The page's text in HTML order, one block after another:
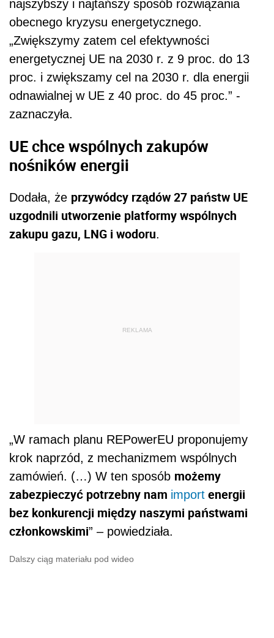
najszybszy i najtańszy sposób rozwiązania
obecnego kryzysu energetycznego.
„Zwiększymy zatem cel efektywności
energetycznej UE na 2030 r. z 9 proc. do 13
proc. i zwiększamy cel na 2030 r. dla energii
odnawialnej w UE z 40 proc. do 45 proc.” -
zaznaczyła.
UE chce wspólnych zakupów
nośników energii
Dodała, że przywódcy rządów 27 państw UE
uzgodnili utworzenie platformy wspólnych
zakupu gazu, LNG i wodoru.
REKLAMA
„W ramach planu REPowerEU proponujemy
krok naprzód, z mechanizmem wspólnych
zamówień. (…) W ten sposób możemy
zabezpieczyć potrzebny nam import energii
bez konkurencji między naszymi państwami
członkowskimi” – powiedziała.
Dalszy ciąg materiału pod wideo